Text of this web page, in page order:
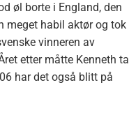
øl borte i England, den
meget habil aktør og tok
vinneren av
etter måtte Kenneth ta
har det også blitt på